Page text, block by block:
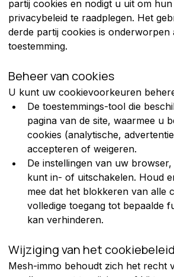
partij cookies en nodigt u uit om
privacybeleid te raadplegen. Het
derde partij cookies is onderworpen
toestemming.
Beheer van cookies
U kunt uw cookievoorkeuren
De toestemmings-tool die
pagina van de site, waarmee u
cookies (analytische,
accepteren of weigeren.
De instellingen van uw
kunt in- of uitschakelen. Houd
mee dat het blokkeren van alle
volledige toegang tot bepaalde
kan verhinderen.
Wijziging van het cookiebeleid
Mesh-immo behoudt zich het recht